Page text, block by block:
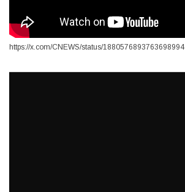
https://x.com/CNEWS/status/1880576893763698994